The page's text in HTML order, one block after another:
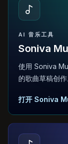
AI 音乐工具
Soniva
使用 Soniva
的歌曲草稿创作
打开 Soniva